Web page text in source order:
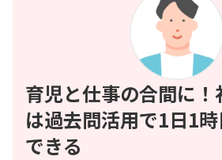
育児と仕事の合間に
は過去問活用で1日1
できる